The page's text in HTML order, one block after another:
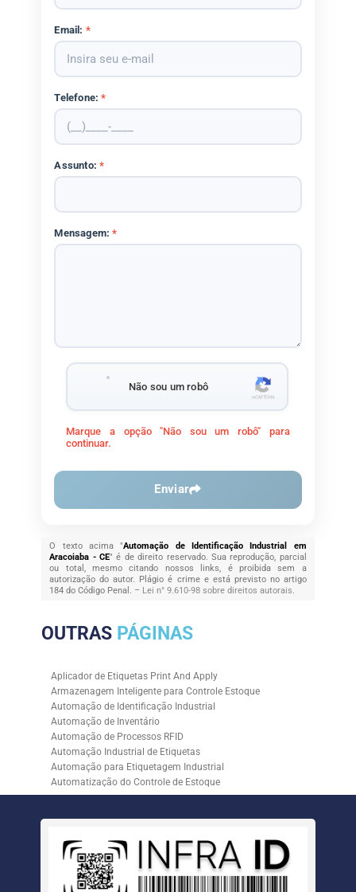
Email: *
Telefone:*
Assunto:*
Mensagem:*
Não sou um robô
Marque a opção "Não sou um robô" para
continuar.
Enviar
O texto acima "Automação de Identificação Industrial em
Aracoiaba - CE" é de direito reservado. Sua reprodução, parcial
ou total, mesmo citando nossos links, é proibida sem a
autorização do autor. Plágio é crime e está previsto no artigo
184 do Código Penal. – Lei n° 9.610-98 sobre direitos autorais.
OUTRAS PÁGINAS
Aplicador de Etiquetas Print And Apply
Armazenagem Inteligente para Controle Estoque
Automação de Identificação Industrial
Automação de Inventário
Automação de Processos RFID
Automação Industrial de Etiquetas
Automação para Etiquetagem Industrial
Automatização do Controle de Estoque
Controle de Estoque com RFID
Empresa de Automação para Processos Logísticos
Empresa de Rastreabilidade Industrial
Empresa de Soluções para Etiquetagem
Empresa Especializada em Inventário de Estoque